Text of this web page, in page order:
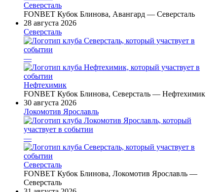
Северсталь
FONBET Кубок Блинова, Авангард — Северсталь
28 августа 2026
Северсталь
—
Нефтехимик
FONBET Кубок Блинова, Северсталь — Нефтехимик
30 августа 2026
Локомотив Ярославль
—
Северсталь
FONBET Кубок Блинова, Локомотив Ярославль —
Северсталь